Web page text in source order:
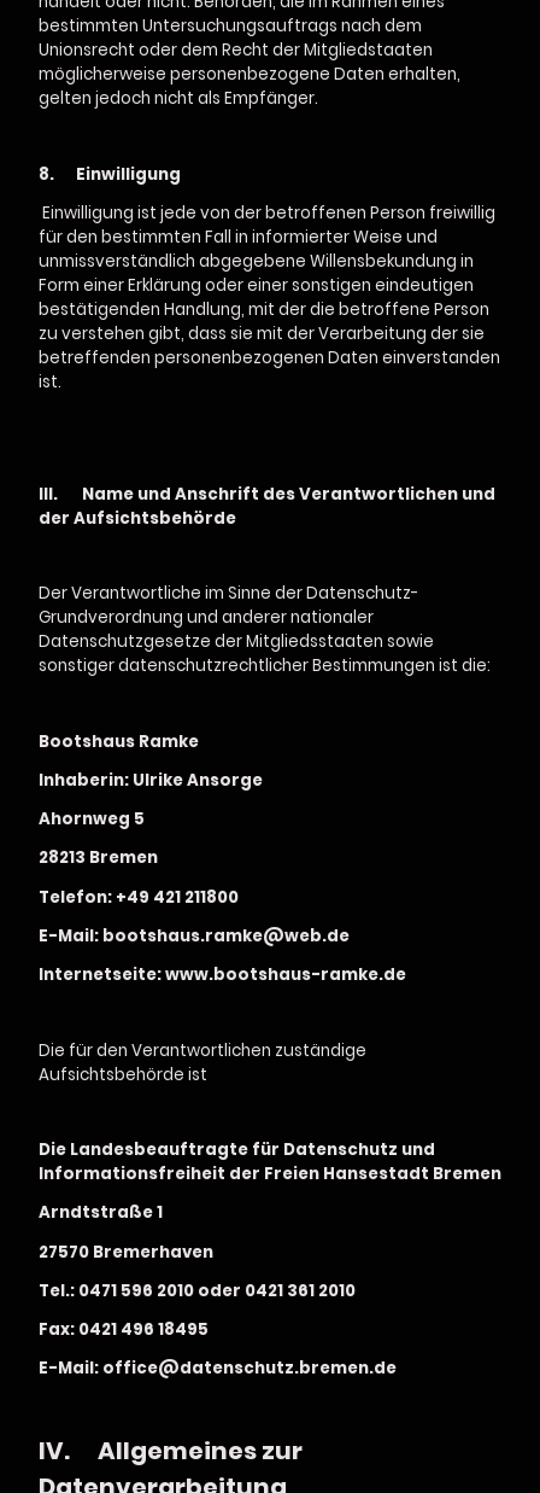
bestimmten Untersuchungsauftrags nach dem
Unionsrecht oder dem Recht der Mitgliedstaaten
möglicherweise personenbezogene Daten erhalten,
gelten jedoch nicht als Empfänger.
8.
Einwilligung
Einwilligung ist jede von der betroffenen Person freiwillig
für den bestimmten Fall in informierter Weise und
unmissverständlich abgegebene Willensbekundung in
Form einer Erklärung oder einer sonstigen eindeutigen
bestätigenden Handlung, mit der die betroffene Person
zu verstehen gibt, dass sie mit der Verarbeitung der sie
betreffenden personenbezogenen Daten einverstanden
ist.
III.
Name und Anschrift des Verantwortlichen und
der Aufsichtsbehörde
Der Verantwortliche im Sinne der Datenschutz-
Grundverordnung und anderer nationaler
Datenschutzgesetze der Mitgliedsstaaten sowie
sonstiger datenschutzrechtlicher Bestimmungen ist die:
Bootshaus Ramke
Inhaberin: Ulrike Ansorge
Ahornweg 5
28213 Bremen
Telefon: +49 421 211800
E-Mail: bootshaus.ramke@web.de
Internetseite: www.bootshaus-ramke.de
Die für den Verantwortlichen zuständige
Aufsichtsbehörde ist
Die Landesbeauftragte für Datenschutz und
Informationsfreiheit der Freien Hansestadt Bremen
Arndtstraße 1
27570 Bremerhaven
Tel.: 0471 596 2010 oder 0421 361 2010
Fax: 0421 496 18495
E-Mail: office@datenschutz.bremen.de
IV.
Allgemeines zur